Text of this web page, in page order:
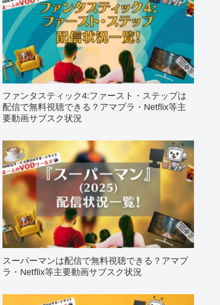
ファンタスティック4:ファースト・ステップは
配信で無料視聴できる？アマプラ・Netflix等主
要動画サブスク状況
スーパーマンは配信で無料視聴できる？アマプ
ラ・Netflix等主要動画サブスク状況